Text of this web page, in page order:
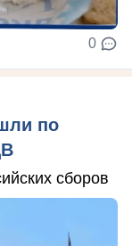
0
по
сборов